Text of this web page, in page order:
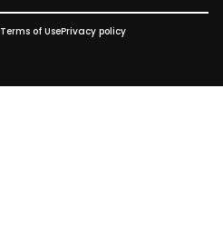
Terms of UsePrivacy policy